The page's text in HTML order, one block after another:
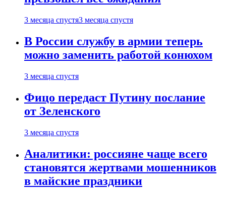
3 месяца спустя3 месяца спустя
В России службу в армии теперь
можно заменить работой конюхом
3 месяца спустя
Фицо передаст Путину послание
от Зеленского
3 месяца спустя
Аналитики: россияне чаще всего
становятся жертвами мошенников
в майские праздники